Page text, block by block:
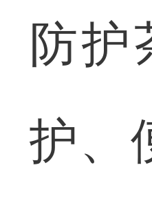
防护
护、